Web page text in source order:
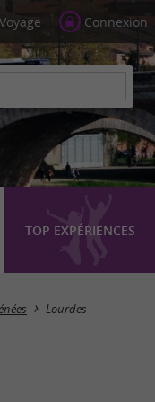
Connexion
TOP EXPÉRIENCES
Masquer la carte
Lourdes